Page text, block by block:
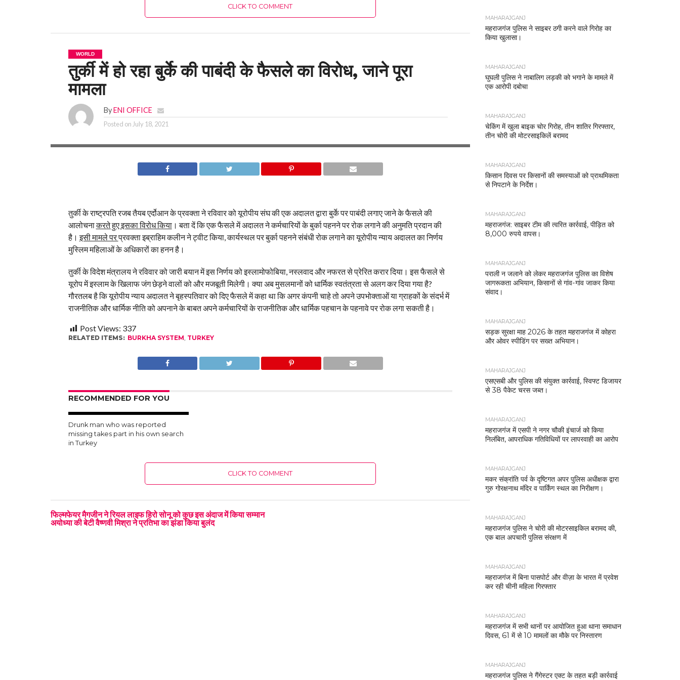
CLICK TO COMMENT
WORLD
तुर्की में हो रहा बुर्के की पाबंदी के फैसले का विरोध, जाने पूरा
मामला
ByENI OFFICE
Posted on July 18, 2021
तुर्की के राष्ट्रपति रजब तैयब एर्दोआन के प्रवक्ता ने रविवार को यूरोपीय संघ की एक अदालत द्वारा बुर्के पर पाबंदी लगाए जाने के फैसले की
आलोचनाकरते हुए इसका विरोध किया। बता दें कि एक फैसले में अदालत ने कर्मचारियों के बुर्का पहनने पर रोक लगाने की अनुमति प्रदान की
है।इसी मामले परप्रवक्ता इब्राहिम कलीन ने ट्वीट किया, कार्यस्थल पर बुर्का पहनने संबंधी रोक लगाने का यूरोपीय न्याय अदालत का निर्णय
मुस्लिम महिलाओं के अधिकारों का हनन है।
तुर्की के विदेश मंत्रालय ने रविवार को जारी बयान में इस निर्णय को इस्लामोफोबिया, नस्लवाद और नफरत से प्रेरित करार दिया। इस फैसले से
यूरोप में इस्लाम के खिलाफ जंग छेड़ने वालों को और मजबूती मिलेगी। क्या अब मुसलमानों को धार्मिक स्वतंत्रता से अलग कर दिया गया है?
गौरतलब है कि यूरोपीय न्याय अदालत ने बृहस्पतिवार को दिए फैसले में कहा था कि अगर कंपनी चाहे तो अपने उपभोक्ताओं या ग्राहकों के संदर्भ में
राजनीतिक और धार्मिक नीति को अपनाने के बाबत अपने कर्मचारियों के राजनीतिक और धार्मिक पहचान के पहनावे पर रोक लगा सकती है।
Post Views: 337
RELATED ITEMS: BURKHA SYSTEM, TURKEY
RECOMMENDED FOR YOU
Drunk man who was reported
missing takes part in his own search
in Turkey
CLICK TO COMMENT
फिल्मफेयर मैगजीन ने रियल लाइफ हिरो सोनू को कुछ इस अंदाज में किया सम्मान
अयोध्या की बेटी वैष्णवी मिश्रा ने प्रतिभा का झंडा किया बुलंद
MAHARAJGANJ
महराजगंज पुलिस ने साइबर ठगी करने वाले गिरोह का
किया खुलासा।
MAHARAJGANJ
घुघली पुलिस ने नाबालिग लड़की को भगाने के मामले में
एक आरोपी दबोचा
MAHARAJGANJ
चेकिंग में खुला बाइक चोर गिरोह, तीन शातिर गिरफ्तार,
तीन चोरी की मोटरसाइकिलें बरामद
MAHARAJGANJ
किसान दिवस पर किसानों की समस्याओं को प्राथमिकता
से निपटाने के निर्देश।
MAHARAJGANJ
महराजगंज: साइबर टीम की त्वरित कार्रवाई, पीड़ित को
8,000 रुपये वापस।
MAHARAJGANJ
पराली न जलाने को लेकर महराजगंज पुलिस का विशेष
जागरूकता अभियान, किसानों से गांव-गांव जाकर किया
संवाद।
MAHARAJGANJ
सड़क सुरक्षा माह 2026 के तहत महराजगंज में कोहरा
और ओवर स्पीडिंग पर सख्त अभियान।
MAHARAJGANJ
एसएसबी और पुलिस की संयुक्त कार्रवाई, स्विफ्ट डिजायर
से 38 पैकेट चरस जब्त।
MAHARAJGANJ
महराजगंज में एसपी ने नगर चौकी इंचार्ज को किया
निलंबित, आपराधिक गतिविधियों पर लापरवाही का आरोप
MAHARAJGANJ
मकर संक्रांति पर्व के दृष्टिगत अपर पुलिस अधीक्षक द्वारा
गुरु गोरक्षनाथ मंदिर व पार्किंग स्थल का निरीक्षण।
MAHARAJGANJ
महराजगंज पुलिस ने चोरी की मोटरसाइकिल बरामद की,
एक बाल अपचारी पुलिस संरक्षण में
MAHARAJGANJ
महराजगंज में बिना पासपोर्ट और वीज़ा के भारत में प्रवेश
कर रही चीनी महिला गिरफ्तार
MAHARAJGANJ
महराजगंज में सभी थानों पर आयोजित हुआ थाना समाधान
दिवस, 61 में से 10 मामलों का मौके पर निस्तारण
MAHARAJGANJ
महराजगंज पुलिस ने गैंगेस्टर एक्ट के तहत बड़ी कार्रवाई